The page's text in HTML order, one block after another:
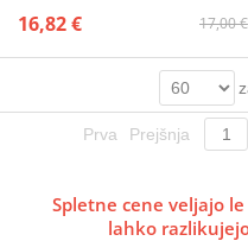
17,00 €
16,82 €
Prva Prejšnja
Spletne cene veljajo
lahko